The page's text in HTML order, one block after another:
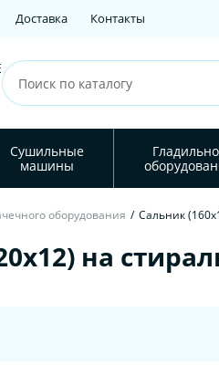
Доставка Контакты
Сушильные
машины
оборудования / Сальник
на